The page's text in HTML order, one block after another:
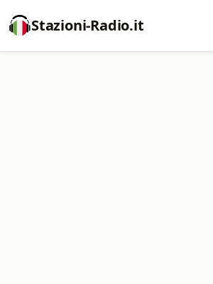
Stazioni-Radio.it